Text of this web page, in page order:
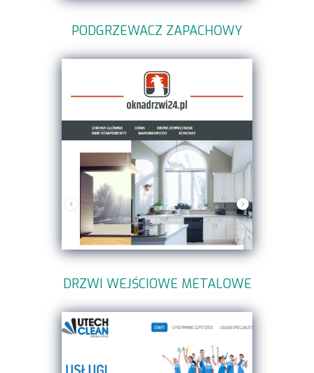
PODGRZEWACZ ZAPACHOWY
DRZWI WEJŚCIOWE METALOWE